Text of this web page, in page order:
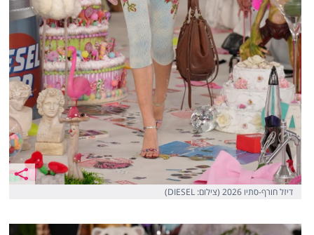
דיזל חורף-סתיו 2026 (צילום: DIESEL)